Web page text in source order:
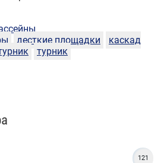
121
десткие площадки
каскад
турник